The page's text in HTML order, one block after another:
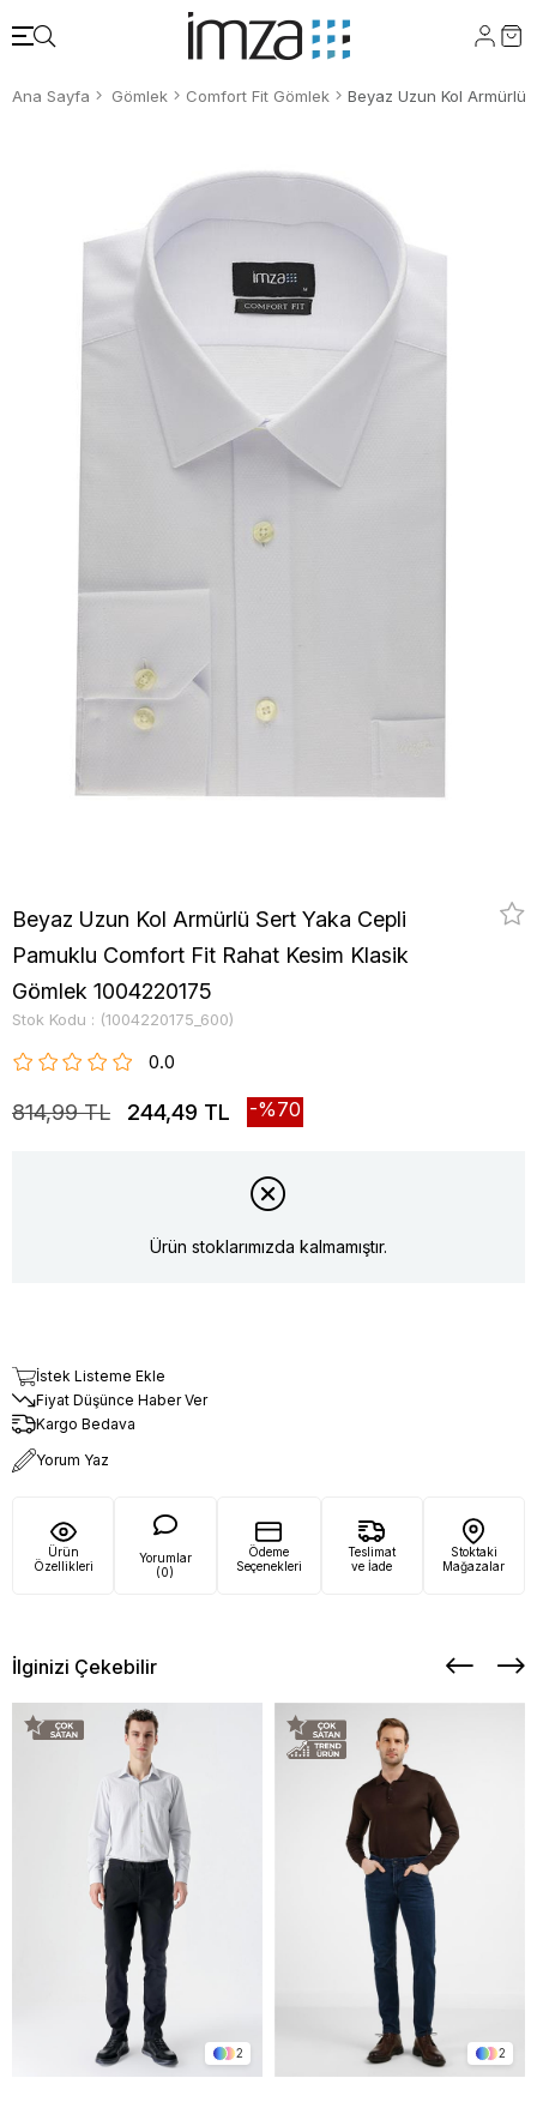
Ana Sayfa Gömlek Comfort Fit Gömlek
Beyaz Uzun Kol Armürlü Sert Yaka Cepli
Pamuklu Comfort Fit Rahat Kesim Klasik
Gömlek 1004220175
Stok Kodu (1004220175_600)
0.0
814,99 TL 244,49 TL 70
Ürün stoklarımızda kalmamıştır.
İstek Listeme Ekle
Fiyat Düşünce Haber Ver
Kargo Bedava
Yorum Yaz
Ürün
Özellikleri
Yorumlar
(0)
Ödeme
Seçenekleri
Teslimat
ve İade
Stoktaki
Mağazalar
İlginizi Çekebilir
2 2